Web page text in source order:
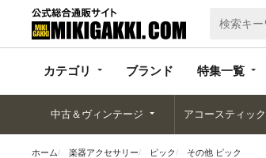
カテゴリ ブランド 特集一覧
カテゴリ ブランド 特集一覧
中古＆ヴィンテージ アコースティッ
ホーム 楽器アクセサリー ピック その他 ピック